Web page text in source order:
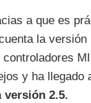
a que es
la versión
y ha llegado
versión 2.5.